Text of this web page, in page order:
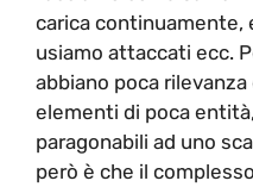
carica
usiamo attaccati ecc.
abbiano poca
elementi di poca
paragonabili ad uno
però è che il